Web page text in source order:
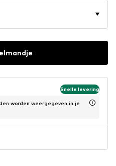
Snelle levering
worden weergegeven in je